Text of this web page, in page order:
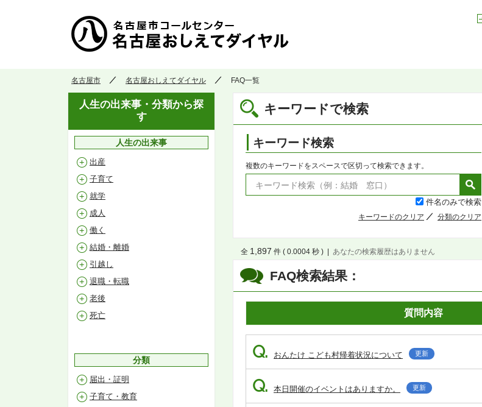
名古屋市 名古屋おしえてダイヤル FAQ一覧
キーワードで検索
キーワード検索
複数のキーワードをスペースで区切って検索できます。
件名のみで検索
キーワードのクリア 分類のクリア
FAQ検索結果：
全 1,897 件 ( 0.0004 秒 ) あなたの検索履歴はありません
質問内容
Q. おんたけ こども村帰着状況について 更新
Q. 本日開催のイベントはありますか。 更新
人生の出来事・分類から探
す
人生の出来事
出産
子育て
就学
成人
働く
結婚・離婚
引越し
退職・転職
老後
死亡
分類
届出・証明
子育て・教育